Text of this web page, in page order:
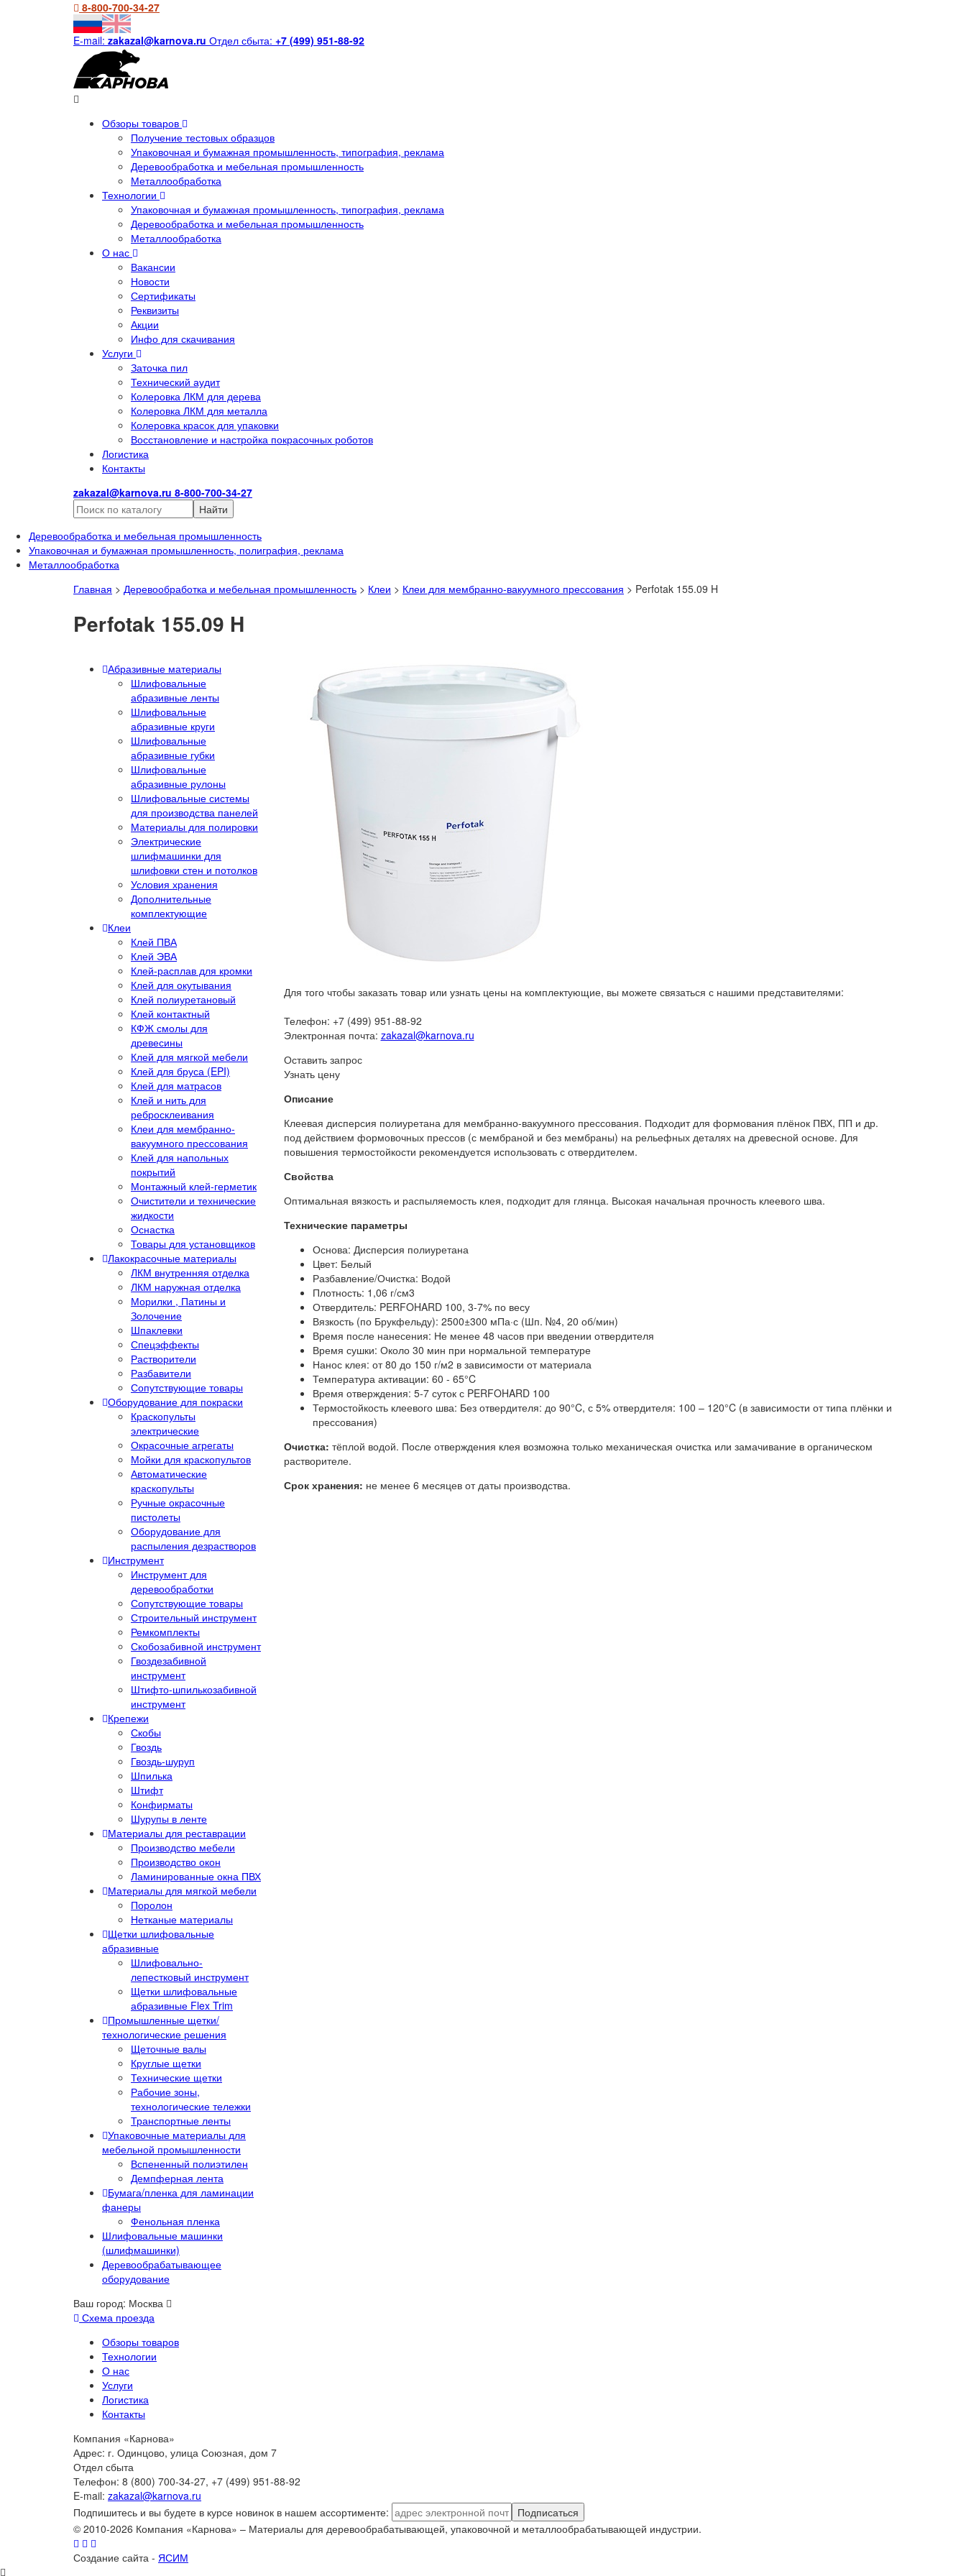
8-800-700-34-27
E-mail: zakazal@karnova.ru Отдел сбыта: +7 (499) 951-88-92
Обзоры товаров
Получение тестовых образцов
Упаковочная и бумажная промышленность, типография, реклама
Деревообработка и мебельная промышленность
Металлообработка
Технологии
Упаковочная и бумажная промышленность, типография, реклама
Деревообработка и мебельная промышленность
Металлообработка
О нас
Вакансии
Новости
Сертификаты
Реквизиты
Акции
Инфо для скачивания
Услуги
Заточка пил
Технический аудит
Колеровка ЛКМ для дерева
Колеровка ЛКМ для металла
Колеровка красок для упаковки
Восстановление и настройка покрасочных роботов
Логистика
Контакты
zakazal@karnova.ru 8-800-700-34-27
Найти
Деревообработка и мебельная промышленность
Упаковочная и бумажная промышленность, полиграфия, реклама
Металлообработка
Главная > Деревообработка и мебельная промышленность > Клеи > Клеи для мембранно-вакуумного прессования > Perfotak 155.09 H
Perfotak 155.09 H
Абразивные материалы
Шлифовальные
абразивные ленты
Шлифовальные
абразивные круги
Шлифовальные
абразивные губки
Шлифовальные
абразивные рулоны
Шлифовальные системы
для производства панелей
Материалы для полировки
Электрические
шлифмашинки для
шлифовки стен и потолков
Условия хранения
Дополнительные
комплектующие
Клеи
Клей ПВА
Клей ЭВА
Клей-расплав для кромки
Клей для окутывания
Клей полиуретановый
Клей контактный
КФЖ смолы для
древесины
Клей для мягкой мебели
Клей для бруса (EPI)
Клей для матрасов
Клей и нить для
ребросклеивания
Клеи для мембранно-
вакуумного прессования
Клей для напольных
покрытий
Монтажный клей-герметик
Очистители и технические
жидкости
Оснастка
Товары для установщиков
Лакокрасочные материалы
ЛКМ внутренняя отделка
ЛКМ наружная отделка
Морилки , Патины и
Золочение
Шпаклевки
Спецэффекты
Растворители
Разбавители
Сопутствующие товары
Оборудование для покраски
Краскопульты
электрические
Окрасочные агрегаты
Мойки для краскопультов
Автоматические
краскопульты
Ручные окрасочные
пистолеты
Оборудование для
распыления дезрастворов
Инструмент
Инструмент для
деревообработки
Сопутствующие товары
Строительный инструмент
Ремкомплекты
Скобозабивной инструмент
Гвоздезабивной
инструмент
Штифто-шпилькозабивной
инструмент
Крепежи
Скобы
Гвоздь
Гвоздь-шуруп
Шпилька
Штифт
Конфирматы
Шурупы в ленте
Материалы для реставрации
Производство мебели
Производство окон
Ламинированные окна ПВХ
Материалы для мягкой мебели
Поролон
Нетканые материалы
Щетки шлифовальные
абразивные
Шлифовально-
лепестковый инструмент
Щетки шлифовальные
абразивные Flex Trim
Промышленные щетки/
технологические решения
Щеточные валы
Круглые щетки
Технические щетки
Рабочие зоны,
технологические тележки
Транспортные ленты
Упаковочные материалы для
мебельной промышленности
Вспененный полиэтилен
Демпферная лента
Бумага/пленка для ламинации
фанеры
Фенольная пленка
Шлифовальные машинки
(шлифмашинки)
Деревообрабатывающее
оборудование
Для того чтобы заказать товар или узнать цены на комплектующие, вы можете связаться с нашими представителями:
Телефон: +7 (499) 951-88-92
Электронная почта: zakazal@karnova.ru
Оставить запрос
Узнать цену
Описание
Клеевая дисперсия полиуретана для мембранно-вакуумного прессования. Подходит для формования плёнок ПВХ, ПП и др.
под действием формовочных прессов (с мембраной и без мембраны) на рельефных деталях на древесной основе. Для
повышения термостойкости рекомендуется использовать с отвердителем.
Свойства
Оптимальная вязкость и распыляемость клея, подходит для глянца. Высокая начальная прочность клеевого шва.
Технические параметры
Основа: Дисперсия полиуретана
Цвет: Белый
Разбавление/Очистка: Водой
Плотность: 1,06 г/см3
Отвердитель: PERFOHARD 100, 3-7% по весу
Вязкость (по Брукфельду): 2500±300 мПа·с (Шп. №4, 20 об/мин)
Время после нанесения: Не менее 48 часов при введении отвердителя
Время сушки: Около 30 мин при нормальной температуре
Нанос клея: от 80 до 150 г/м2 в зависимости от материала
Температура активации: 60 - 65°C
Время отверждения: 5-7 суток с PERFOHARD 100
Термостойкость клеевого шва: Без отвердителя: до 90°C, с 5% отвердителя: 100 – 120°C (в зависимости от типа плёнки и
прессования)
Очистка: тёплой водой. После отверждения клея возможна только механическая очистка или замачивание в органическом
растворителе.
Срок хранения: не менее 6 месяцев от даты производства.
Ваш город: Москва
Схема проезда
Обзоры товаров
Технологии
О нас
Услуги
Логистика
Контакты
Компания «Карнова»
Адрес: г. Одинцово, улица Союзная, дом 7
Отдел сбыта
Телефон: 8 (800) 700-34-27, +7 (499) 951-88-92
E-mail: zakazal@karnova.ru
Подпишитесь и вы будете в курсе новинок в нашем ассортименте:
Подписаться
© 2010-2026 Компания «Карнова» – Материалы для деревообрабатывающей, упаковочной и металлообрабатывающей индустрии.
Создание сайта - ЯСИМ